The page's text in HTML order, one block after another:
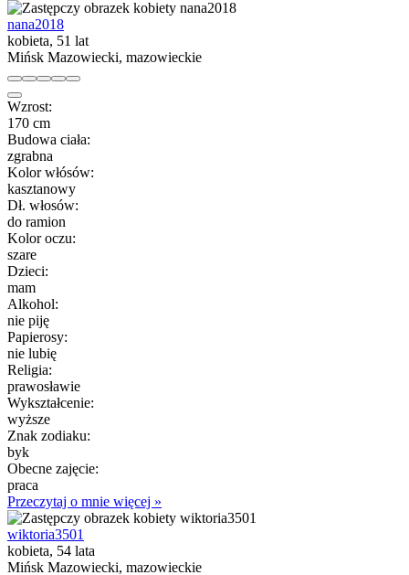
nana2018
kobieta, 51 lat
Mińsk Mazowiecki, mazowieckie
Wzrost:
170 cm
Budowa ciała:
zgrabna
Kolor włósów:
kasztanowy
Dł. włosów:
do ramion
Kolor oczu:
szare
Dzieci:
mam
Alkohol:
nie piję
Papierosy:
nie lubię
Religia:
prawosławie
Wykształcenie:
wyższe
Znak zodiaku:
byk
Obecne zajęcie:
praca
Przeczytaj o mnie więcej »
wiktoria3501
kobieta, 54 lata
Mińsk Mazowiecki, mazowieckie